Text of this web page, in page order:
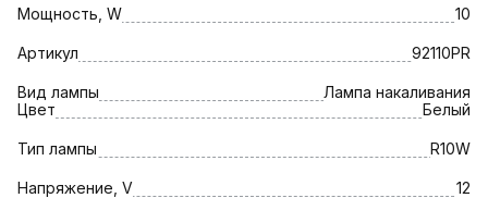
Мощность, W 10
Артикул 92110PR
Вид лампы
Лампа накаливания
Цвет
Белый
Тип лампы R10W
Напряжение, V 12